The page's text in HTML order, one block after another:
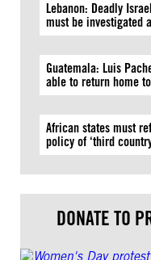
Lebanon: Deadly
must be investigated
Guatemala: Luis
able to return home
African states must
policy of ‘third
DONATE TO